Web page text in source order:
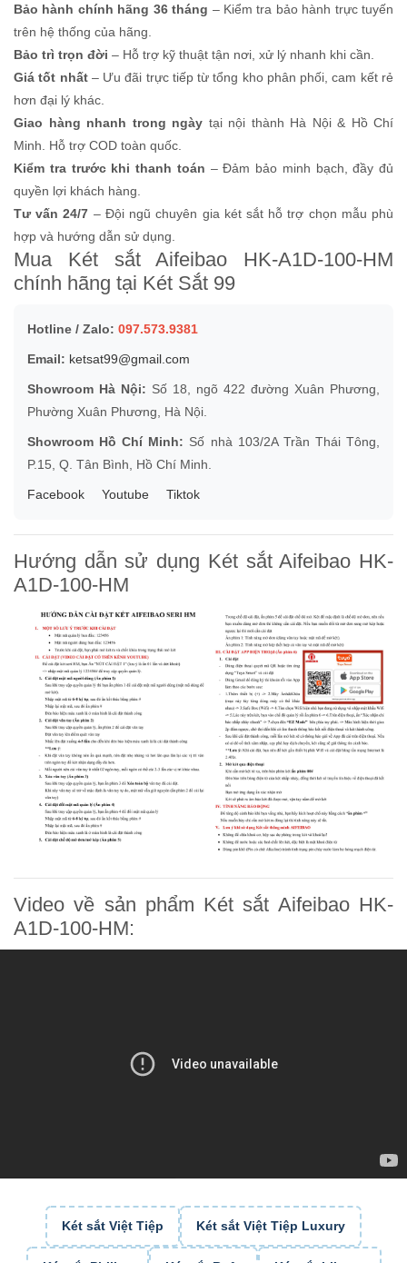
Bảo hành chính hãng 36 tháng – Kiểm tra bảo hành trực tuyến
trên hệ thống của hãng.
Bảo trì trọn đời – Hỗ trợ kỹ thuật tận nơi, xử lý nhanh khi cần.
Giá tốt nhất– Ưu đãi trực tiếp từ tổng kho phân phối, cam kết rẻ
hơn đại lý khác.
Giao hàng nhanh trong ngày tại nội thành Hà Nội & Hồ Chí
Minh. Hỗ trợ COD toàn quốc.
Kiểm tra trước khi thanh toán – Đảm bảo minh bạch, đầy đủ
quyền lợi khách hàng.
Tư vấn 24/7 – Đội ngũ chuyên gia két sắt hỗ trợ chọn mẫu phù
hợp và hướng dẫn sử dụng.
Mua Két sắt Aifeibao HK-A1D-100-HM
chính hãng tại Két Sắt 99
Hotline / Zalo: 097.573.9381
Email: ketsat99@gmail.com
Showroom Hà Nội: Số 18, ngõ 422 đường Xuân Phương,
Phường Xuân Phương, Hà Nội.
Showroom Hồ Chí Minh: Số nhà 103/2A Trần Thái Tông,
P.15, Q. Tân Bình, Hồ Chí Minh.
Facebook Youtube Tiktok
Hướng dẫn sử dụng Két sắt Aifeibao HK-
A1D-100-HM
Video về sản phẩm Két sắt Aifeibao HK-
A1D-100-HM:
Két sắt Việt Tiệp Két sắt Việt Tiệp Luxury